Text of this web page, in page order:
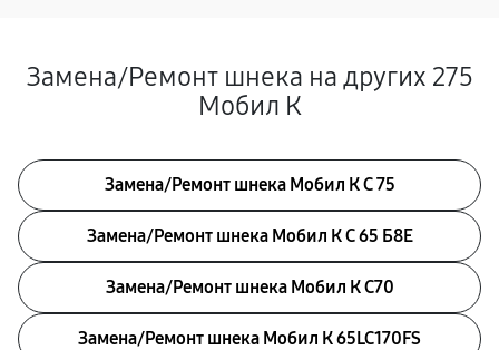
Замена/Pемонт шнека на других 275
Мобил К
Замена/Pемонт шнека Мобил К С 75
Замена/Pемонт шнека Мобил К С 65 Б8Е
Замена/Pемонт шнека Мобил К С70
Замена/Pемонт шнека Мобил К 65LC170FS